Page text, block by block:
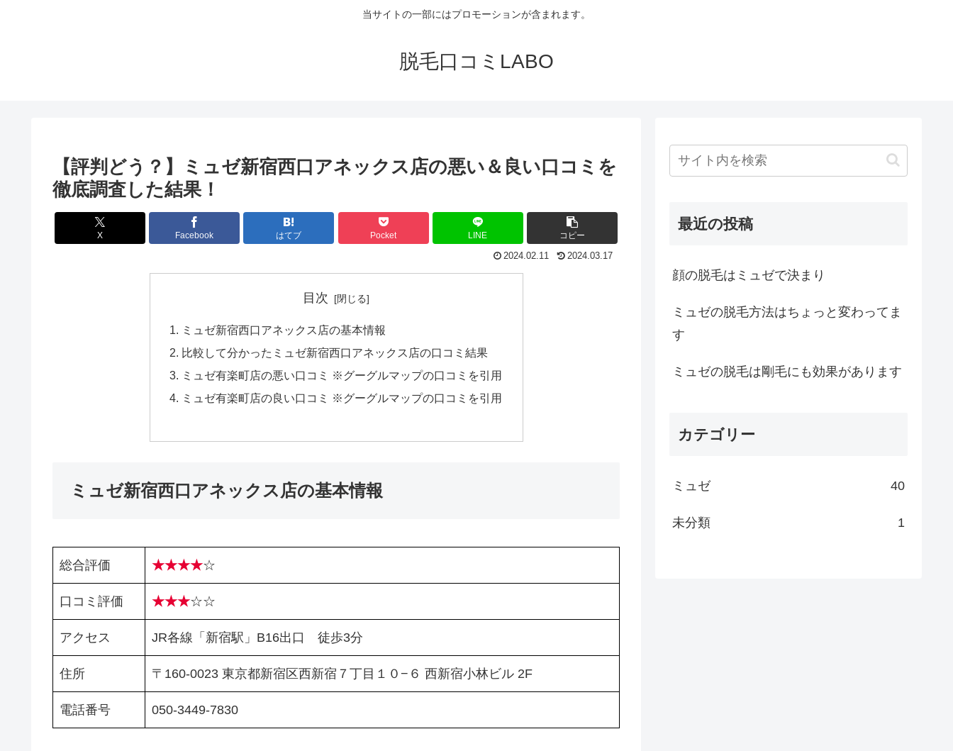
当サイトの一部にはプロモーションが含まれます。
脱毛口コミLABO
【評判どう？】ミュゼ新宿西口アネックス店の悪い＆良い口コミを
徹底調査した結果！
X Facebook はてブ Pocket LINE コピー
2024.02.11 2024.03.17
目次
ミュゼ新宿西口アネックス店の基本情報
比較して分かったミュゼ新宿西口アネックス店の口コミ結果
ミュゼ有楽町店の悪い口コミ ※グーグルマップの口コミを引用
ミュゼ有楽町店の良い口コミ ※グーグルマップの口コミを引用
ミュゼ新宿西口アネックス店の基本情報
総合評価 ★★★★☆
口コミ評価 ★★★☆☆
アクセス JR各線「新宿駅」B16出口 徒歩3分
住所 〒160-0023 東京都新宿区西新宿７丁目１０−６ 西新宿小林ビル 2F
電話番号 050-3449-7830
最近の投稿
顔の脱毛はミュゼで決まり
ミュゼの脱毛方法はちょっと変わってま
す
ミュゼの脱毛は剛毛にも効果があります
カテゴリー
ミュゼ 40
未分類 1